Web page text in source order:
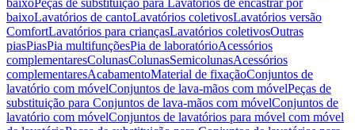
baixoPeças de substituição para Lavatórios de encastrar por
baixoLavatórios de cantoLavatórios coletivosLavatórios versão
ComfortLavatórios para criançasLavatórios coletivosOutras
piasPiasPia multifunçõesPia de laboratórioAcessórios
complementaresColunasColunasSemicolunasAcessórios
complementaresAcabamentoMaterial de fixaçãoConjuntos de
lavatório com móvelConjuntos de lava-mãos com móvelPeças de
substituição para Conjuntos de lava-mãos com móvelConjuntos de
lavatório com móvelConjuntos de lavatórios para móvel com móvel